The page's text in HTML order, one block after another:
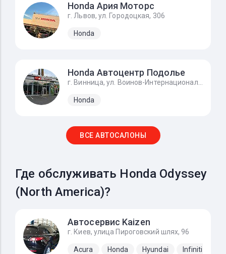
Honda Ария Моторс
г. Львов, ул. Городоцкая, 306
Honda
Honda Автоцентр Подолье
Honda
ВСЕ АВТОСАЛОНЫ
Где обслуживать Honda Odyssey
(North America)?
Автосервис Kaizen
г. Киев, улица Пироговский шлях, 96
Acura Honda Hyundai Infiniti